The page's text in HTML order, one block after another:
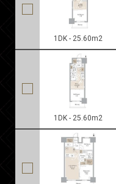
1DK - 25.60m2
1DK - 25.60m2